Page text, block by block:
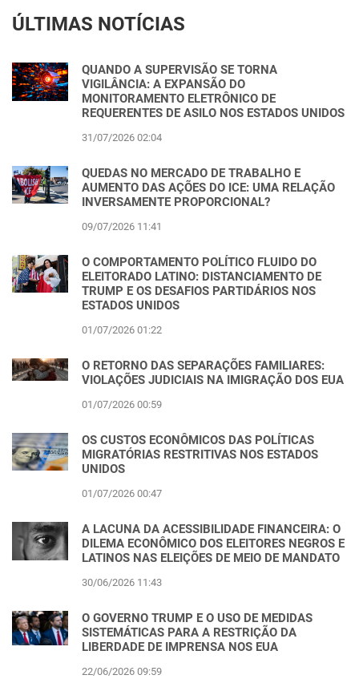
ÚLTIMAS NOTÍCIAS
QUANDO A SUPERVISÃO SE TORNA
VIGILÂNCIA: A EXPANSÃO DO
MONITORAMENTO ELETRÔNICO DE
REQUERENTES DE ASILO NOS ESTADOS UNIDOS
31/07/2026 02:04
QUEDAS NO MERCADO DE TRABALHO E
AUMENTO DAS AÇÕES DO ICE: UMA RELAÇÃO
INVERSAMENTE PROPORCIONAL?
09/07/2026 11:41
O COMPORTAMENTO POLÍTICO FLUIDO DO
ELEITORADO LATINO: DISTANCIAMENTO DE
TRUMP E OS DESAFIOS PARTIDÁRIOS NOS
ESTADOS UNIDOS
01/07/2026 01:22
O RETORNO DAS SEPARAÇÕES FAMILIARES:
VIOLAÇÕES JUDICIAIS NA IMIGRAÇÃO DOS EUA
01/07/2026 00:59
OS CUSTOS ECONÔMICOS DAS POLÍTICAS
MIGRATÓRIAS RESTRITIVAS NOS ESTADOS
UNIDOS
01/07/2026 00:47
A LACUNA DA ACESSIBILIDADE FINANCEIRA: O
DILEMA ECONÔMICO DOS ELEITORES NEGROS E
LATINOS NAS ELEIÇÕES DE MEIO DE MANDATO
30/06/2026 11:43
O GOVERNO TRUMP E O USO DE MEDIDAS
SISTEMÁTICAS PARA A RESTRIÇÃO DA
LIBERDADE DE IMPRENSA NOS EUA
22/06/2026 09:59